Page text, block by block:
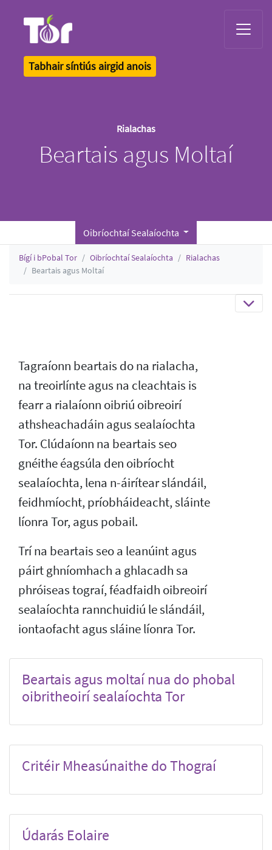
Tabhair síntiús airgid anois
Rialachas
Beartais agus Moltaí
Oibríochtaí Sealaíochta
Bígí i bPobal Tor Oibríochtaí Sealaíochta
Rialachas
Beartais agus Moltaí
Tagraíonn beartais do na rialacha,
na treoirlínte agus na cleachtais is
fearr a rialaíonn oibriú oibreoirí
athsheachadáin agus sealaíochta
Tor. Clúdaíonn na beartais seo
gnéithe éagsúla den oibríocht
sealaíochta, lena n-áirítear slándáil,
feidhmíocht, príobháideacht, sláinte
líonra Tor, agus pobail.
Trí na beartais seo a leanúint agus
páirt ghníomhach a ghlacadh sa
phróiseas tograí, féadfaidh oibreoirí
sealaíochta rannchuidiú le slándáil,
iontaofacht agus sláine líonra Tor.
Beartais agus moltaí nua do phobal
oibritheoirí sealaíochta Tor
Critéir Mheasúnaithe do Thograí
Údarás Eolaire